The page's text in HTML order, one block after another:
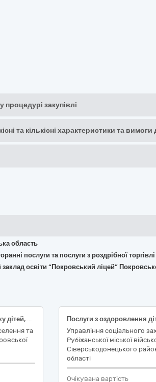
процедурі закупівлі
та кількісні характеристики та
область
послуги та послуги з роздрібної торгівлі
заклад освіти “Покровський ліцей”
Послуга з оздоровлення і відпочинку дітей, які потребують особливої cоціальної уваги та підтримки в дитячих закладах, що містяться в Державному реєстрі майнових об’єктів оздоровлення та відпочинку дітей (код ДК 021:2015 – 55240000-4 Послуги центрів і будинків відпочинку)
та
Управління соціального
Рубіжанської міської
Сіверськодонецького
області
Очікувана вартість